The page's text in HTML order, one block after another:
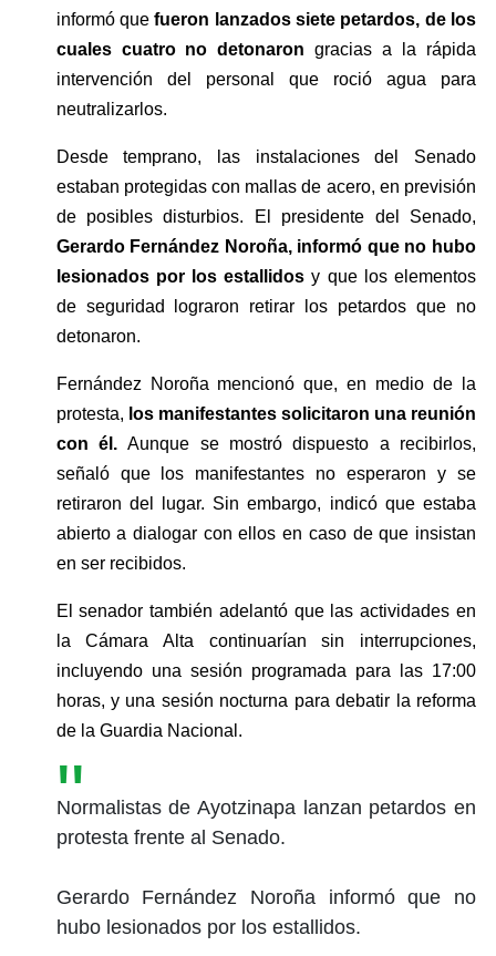
informó que fueron lanzados siete petardos, de los
cuales cuatro no detonaron gracias a la rápida
intervención del personal que roció agua para
neutralizarlos.
Desde temprano, las instalaciones del Senado
estaban protegidas con mallas de acero, en previsión
Gerardo Fernández Noroña, informó que no hubo
lesionados por los estallidos y que los elementos
de seguridad lograron retirar los petardos que no
detonaron.
Fernández Noroña mencionó que, en medio de la
protesta, los manifestantes solicitaron una reunión
con él. Aunque se mostró dispuesto a recibirlos,
señaló que los manifestantes no esperaron y se
retiraron del lugar. Sin embargo, indicó que estaba
abierto a dialogar con ellos en caso de que insistan
en ser recibidos.
El senador también adelantó que las actividades en
la Cámara Alta continuarían sin interrupciones,
incluyendo una sesión programada para las 17:00
horas, y una sesión nocturna para debatir la reforma
de la Guardia Nacional.
Normalistas de Ayotzinapa lanzan petardos en
protesta frente al Senado.
Gerardo Fernández Noroña informó que no
hubo lesionados por los estallidos.